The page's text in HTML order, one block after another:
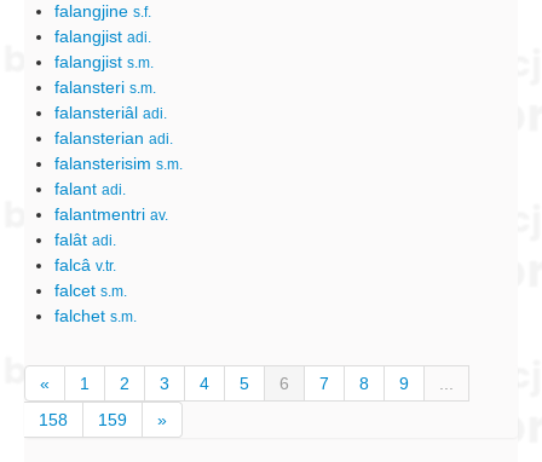
falangjine s.f.
falangjist adi.
falangjist s.m.
falansteri s.m.
falansteriâl adi.
falansterian adi.
falansterisim s.m.
falant adi.
falantmentri av.
falât adi.
falcâ v.tr.
falcet s.m.
falchet s.m.
« 1 2 3 4 5 6 7 8 9
158
159 »